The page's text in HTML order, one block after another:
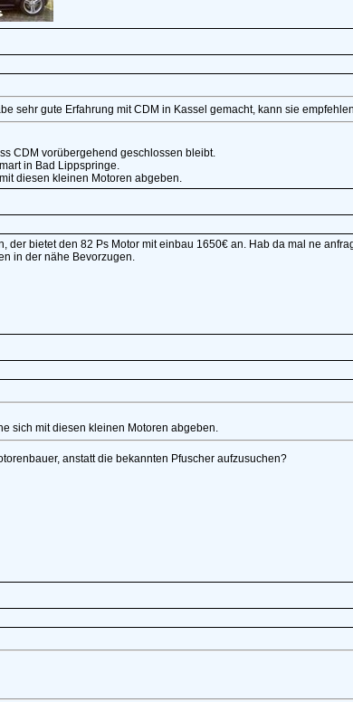
sehr gute Erfahrung mit CDM in Kassel gemacht, kann sie
CDM vorübergehend geschlossen bleibt.
in Bad Lippspringe.
diesen kleinen Motoren abgeben.
der bietet den 82 Ps Motor mit einbau 1650€ an. Hab da mal ne
in der nähe Bevorzugen.
sich mit diesen kleinen Motoren abgeben.
anstatt die bekannten Pfuscher aufzusuchen?